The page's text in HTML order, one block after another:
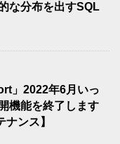
な分布を出すSQL
」2022年6月いっ
機能を終了します
ナンス】